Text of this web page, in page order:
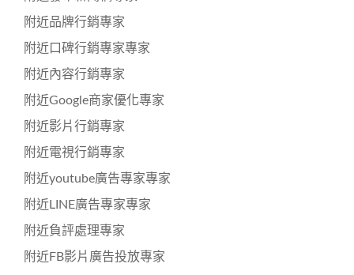
附近品牌行銷專家
附近口碑行銷專家專家
附近內容行銷專家
附近Google商家優化專家
附近影片行銷專家
附近電視行銷專家
附近youtube廣告專家專家
附近LINE廣告專家專家
附近負評處理專家
附近FB影片廣告投放專家